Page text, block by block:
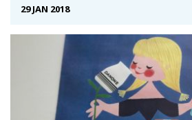
29 JAN 2018